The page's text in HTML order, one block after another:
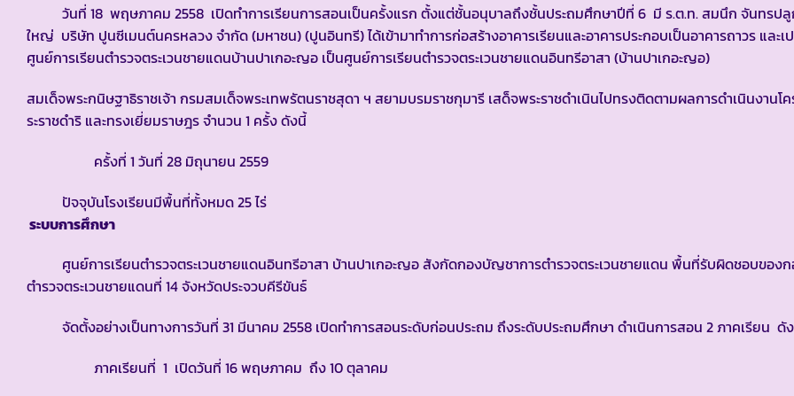
วันที่ 18 พฤษภาคม 2558 เปิดทำการเรียนการสอนเป็นครั้งแรก ตั้งแต่ชั้นอนุบาลถึงชั้นประถมศึกษาปีที่ 6 มี ร.ต.ท. สมนึก จันทรปลู
ใหญ่ บริษัท ปูนซีเมนต์นครหลวง จำกัด (มหาชน) (ปูนอินทรี) ได้เข้ามาทำการก่อสร้างอาคารเรียนและอาคารประกอบเป็นอาคารถาวร และ
ศูนย์การเรียนตำรวจตระเวนชายแดนบ้านปาเกอะญอ เป็นศูนย์การเรียนตำรวจตระเวนชายแดนอินทรีอาสา (บ้านปาเกอะญอ)
สมเด็จพระกนิษฐาธิราชเจ้า กรมสมเด็จพระเทพรัตนราชสุดา ฯ สยามบรมราชกุมารี เสด็จพระราชดำเนินไปทรงติดตามผลการดำเนินงานโ
ระราชดำริ และทรงเยี่ยมราษฎร จำนวน 1 ครั้ง ดังนี้
ครั้งที่ 1 วันที่ 28 มิถุนายน 2559
ปัจจุบันโรงเรียนมีพื้นที่ทั้งหมด 25 ไร่
ระบบการศึกษา
ศูนย์การเรียนตำรวจตระเวนชายแดนอินทรีอาสา บ้านปาเกอะญอ สังกัดกองบัญชาการตำรวจตระเวนชายแดน พื้นที่รับผิดชอบของ
ตำรวจตระเวนชายแดนที่ 14 จังหวัดประจวบคีรีขันธ์
จัดตั้งอย่างเป็นทางการวันที่ 31 มีนาคม 2558 เปิดทำการสอนระดับก่อนประถม ถึงระดับประถมศึกษา ดำเนินการสอน 2 ภาคเรียน ดั
ภาคเรียนที่ 1 เปิดวันที่ 16 พฤษภาคม ถึง 10 ตุลาคม